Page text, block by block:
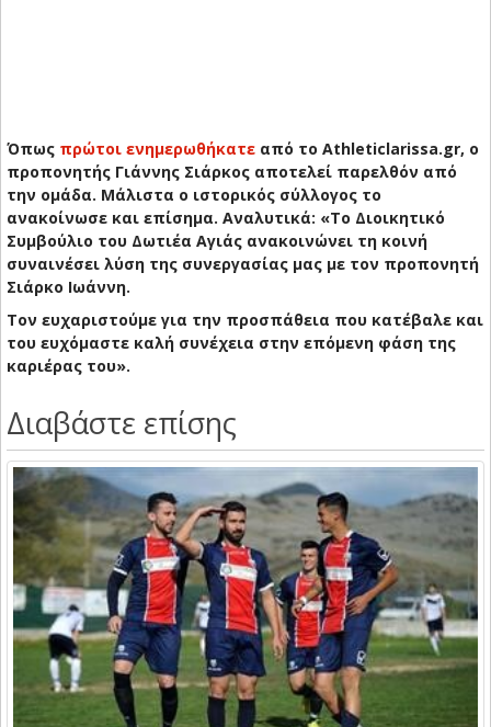
Όπως πρώτοι ενημερωθήκατε από το Athleticlarissa.gr, ο
προπονητής Γιάννης Σιάρκος αποτελεί παρελθόν από
την ομάδα. Μάλιστα ο ιστορικός σύλλογος το
ανακοίνωσε και επίσημα. Αναλυτικά: «Το Διοικητικό
Συμβούλιο του Δωτιέα Αγιάς ανακοινώνει τη κοινή
συναινέσει λύση της συνεργασίας μας με τον προπονητή
Σιάρκο Ιωάννη.
Τον ευχαριστούμε για την προσπάθεια που κατέβαλε και
του ευχόμαστε καλή συνέχεια στην επόμενη φάση της
καριέρας του».
Διαβάστε επίσης